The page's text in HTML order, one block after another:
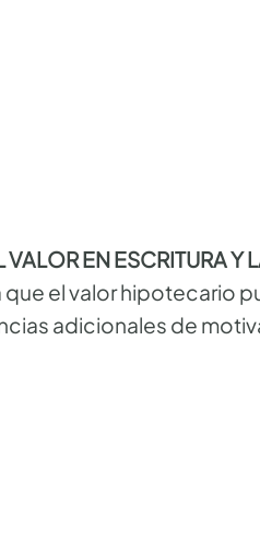
VALOR EN ESCRITURA
que el valor hipotecario
adicionales de